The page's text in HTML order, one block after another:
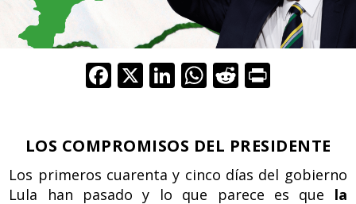
F
ac
b
o
X Li
n
e
dI
W
h
s
A
R
e
di
t
LOS COMPROMISOS DEL PRESIDENTE
Los primeros cuarenta y cinco días del gobierno
Lula han pasado y lo que parece es que la